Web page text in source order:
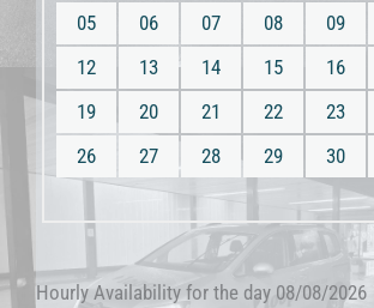
05
06 07 08 09
12
13 14 15 16
19
20 21 22 23
26
27 28 29 30
Hourly Availability for the day 08/08/2026